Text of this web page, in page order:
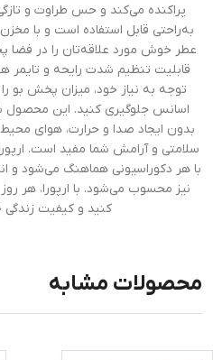
پراکنده می‌کند و حس طراوت و
به‌راحتی قابل استفاده است و با
عطر خوش مورد علاقه‌تان را در فضا
قابلیت تنظیم شدت رایحه و تایمر
توجه به نیاز خود، میزان پخش بو
اسانس جلوگیری کنید. این محصول با
بدون ایجاد صدا و حرارت، هوای
سلامتی و آرامش شما مفید است.
با هر دکوراسیونی هماهنگ می‌شود و
نیز محسوب می‌شود. با ارپورا، هر
کنید و کیفیت زندگی
محصولات مشابه